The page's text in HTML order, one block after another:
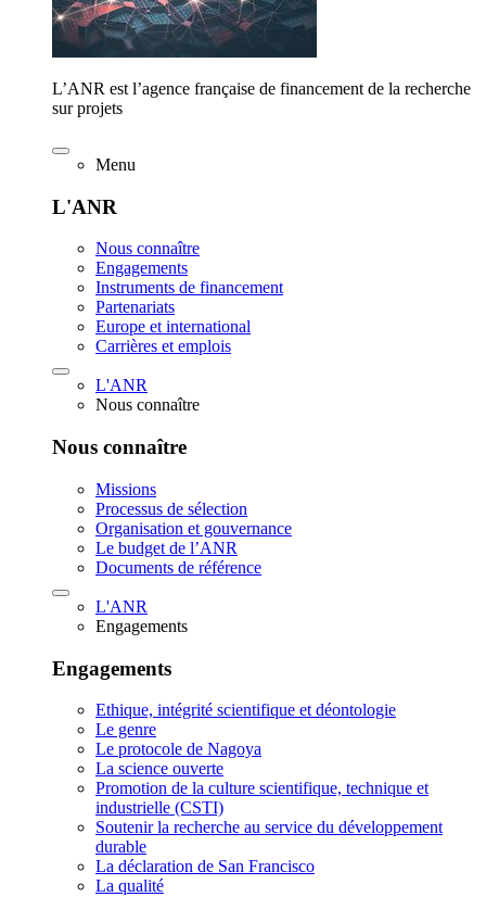
L’ANR est l’agence française de financement de la recherche
sur projets
Menu
L'ANR
Nous connaître
Engagements
Instruments de financement
Partenariats
Europe et international
Carrières et emplois
L'ANR
Nous connaître
Nous connaître
Missions
Processus de sélection
Organisation et gouvernance
Le budget de l’ANR
Documents de référence
L'ANR
Engagements
Engagements
Ethique, intégrité scientifique et déontologie
Le genre
Le protocole de Nagoya
La science ouverte
Promotion de la culture scientifique, technique et
industrielle (CSTI)
Soutenir la recherche au service du développement
durable
La déclaration de San Francisco
La qualité